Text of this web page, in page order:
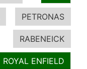
PETRONAS
RABENEICK
ROYAL ENFIELD